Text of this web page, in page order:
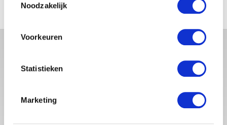
Noodzakelijk
Voorkeuren
Statistieken
Marketing